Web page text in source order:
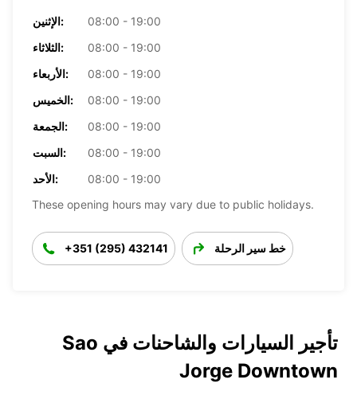
الإثنين:
08:00 - 19:00
الثلاثاء:
08:00 - 19:00
الأربعاء:
08:00 - 19:00
الخميس:
08:00 - 19:00
الجمعة:
08:00 - 19:00
السبت:
08:00 - 19:00
الأحد:
08:00 - 19:00
These opening hours may vary due to public holidays.
+351 (295) 432141 خط سير الرحلة
تأجير السيارات والشاحنات في Sao
Jorge Downtown